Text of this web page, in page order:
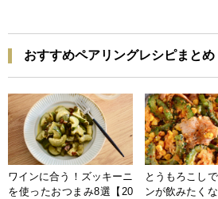
おすすめペアリングレシピまとめ
ワインに合う！ズッキーニ
を使ったおつまみ8選【20
とうもろこし
ンが飲みたく